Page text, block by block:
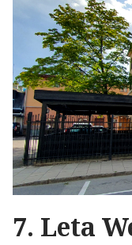
7. Leta